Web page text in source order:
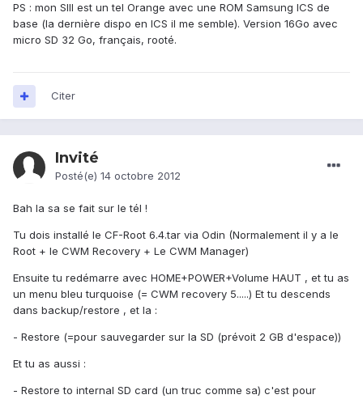
PS : mon SIII est un tel Orange avec une ROM Samsung ICS de
base (la dernière dispo en ICS il me semble). Version 16Go avec
micro SD 32 Go, français, rooté.
Citer
Invité
Posté(e) 14 octobre 2012
Bah la sa se fait sur le tél !
Tu dois installé le CF-Root 6.4.tar via Odin (Normalement il y a le
Root + le CWM Recovery + Le CWM Manager)
Ensuite tu redémarre avec HOME+POWER+Volume HAUT , et tu as
un menu bleu turquoise (= CWM recovery 5.....) Et tu descends
dans backup/restore , et la :
- Restore (=pour sauvegarder sur la SD (prévoit 2 GB d'espace))
Et tu as aussi :
- Restore to internal SD card (un truc comme sa) c'est pour